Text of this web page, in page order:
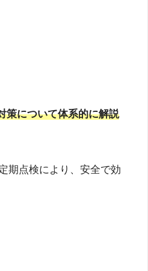
策について体系的に解説
期点検により、安全で効